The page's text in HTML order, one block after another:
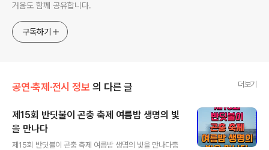
거움도 함께 공유합니다.
구독하기
공연·축제·전시 정보 의 다른 글 더보기
제15회 반딧불이 곤충 축제 여름밤 생명의 빛
을 만나다
제15회 반딧불이 곤충 축제 여름밤 생명의 빛을 만나다충